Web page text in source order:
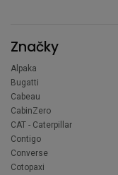
Značky
Alpaka
Bugatti
Cabeau
CabinZero
CAT - Caterpillar
Contigo
Converse
Cotopaxi